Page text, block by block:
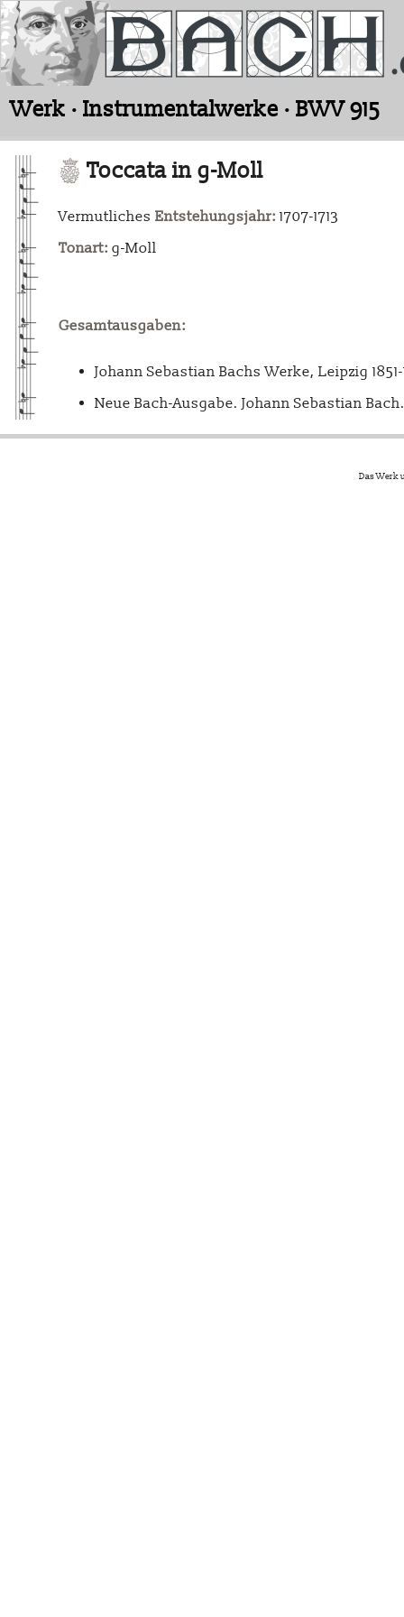
Werk · Instrumentalwerke · BWV 915
Toccata in g-Moll
Vermutliches Entstehungsjahr: 1707-1713
Tonart: g-Moll
Gesamtausgaben:
Johann Sebastian Bachs Werke, Leipzig
Neue Bach-Ausgabe. Johann Sebastian
Das Werk